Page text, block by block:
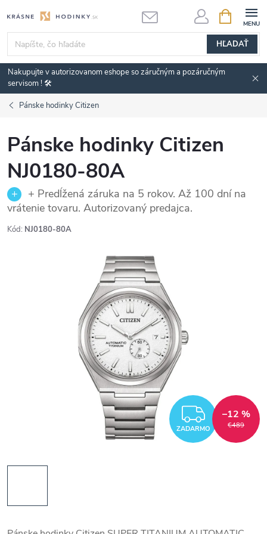
na
obsah
HĽADAŤ
KOŠÍK
Nakupujte v autorizovanom eshope so záručným a pozáručným
servisom ! 🛠️
Pánske hodinky Citizen
Pánske hodinky Citizen
NJ0180-80A
+ Predĺžená záruka na 5 rokov. Až 100 dní na
vrátenie tovaru. Autorizovaný predajca.
Kód: NJ0180-80A
ZADARMO €489
–12 %